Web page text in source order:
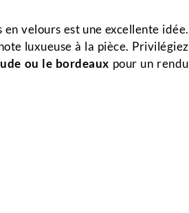
en velours est une excellente idée.
luxueuse à la pièce. Privilégiez
ou le bordeaux pour un rendu